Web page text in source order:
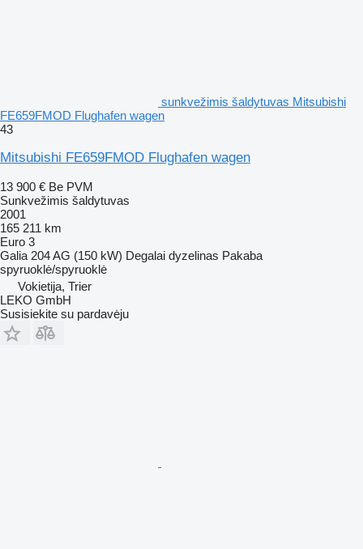
sunkvežimis šaldytuvas Mitsubishi
FE659FMOD Flughafen wagen
43
Mitsubishi FE659FMOD Flughafen wagen
13 900 € Be PVM
Sunkvežimis šaldytuvas
2001
165 211 km
Euro 3
Galia 204 AG (150 kW) Degalai dyzelinas Pakaba
spyruoklė/spyruoklė
Vokietija, Trier
LEKO GmbH
Susisiekite su pardavėju